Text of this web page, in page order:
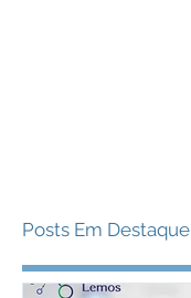
Posts Em Destaque